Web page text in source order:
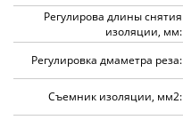
Регулирова длины снятия
изоляции, мм:
Регулировка дмаметра реза:
Съемник изоляции, мм2: